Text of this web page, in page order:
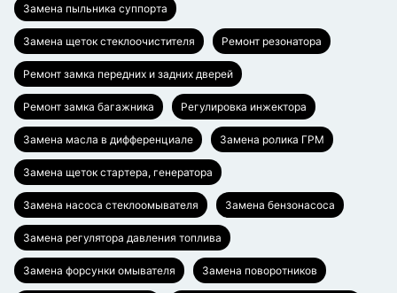
Замена пыльника суппорта
Замена щеток стеклоочистителя Ремонт резонатора
Ремонт замка передних и задних дверей
Ремонт замка багажника Регулировка инжектора
Замена масла в дифференциале Замена ролика ГРМ
Замена щеток стартера, генератора
Замена насоса стеклоомывателя Замена бензонасоса
Замена регулятора давления топлива
Замена форсунки омывателя Замена поворотников